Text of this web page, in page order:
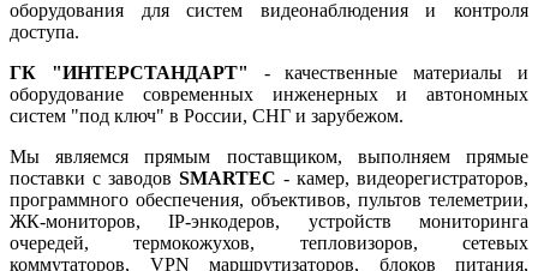
оборудования для систем видеонаблюдения и контроля
доступа.
ГК "ИНТЕРСТАНДАРТ"
- качественные материалы и
оборудование современных инженерных и автономных
систем "под ключ" в России, СНГ и зарубежом.
Мы являемся прямым поставщиком, выполняем прямые
поставки с заводов SMARTEC - камер, видеорегистраторов,
программного обеспечения, объективов, пультов телеметрии,
ЖК-мониторов, IP-энкодеров, устройств мониторинга
очередей, термокожухов, тепловизоров, сетевых
коммутаторов, VPN маршрутизаторов, блоков питания,